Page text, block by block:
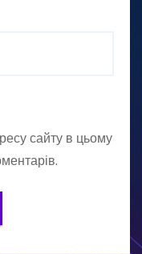
сайту в цьому